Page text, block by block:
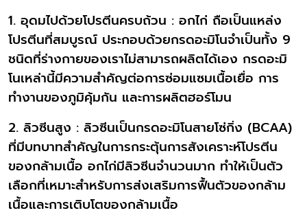
1. อุดมไปด้วยโปรตีนครบถ้วน : อกไก่ ถือเป็นแหล่ง
โปรตีนที่สมบูรณ์ ประกอบด้วยกรดอะมิโนจำเป็นทั้ง 9
ชนิดที่ร่างกายของเราไม่สามารถผลิตได้เอง กรดอะมิ
โนเหล่านี้มีความสำคัญต่อการซ่อมแซมเนื้อเยื่อ การ
ทำงานของภูมิคุ้มกัน และการผลิตฮอร์โมน
2. ลิวซีนสูง : ลิวซีนเป็นกรดอะมิโนสายโซ่กิ่ง (BCAA)
ที่มีบทบาทสำคัญในการกระตุ้นการสังเคราะห์โปรตีน
ของกล้ามเนื้อ อกไก่มีลิวซีนจำนวนมาก ทำให้เป็นตัว
เลือกที่เหมาะสำหรับการส่งเสริมการฟื้นตัวของกล้าม
เนื้อและการเติบโตของกล้ามเนื้อ